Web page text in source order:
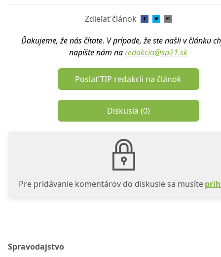
Zdieľať článok
Ďakujeme, že nás čítate. V prípade, že ste našli v článku
napíšte nám naredakcia@sp21.sk
Poslať TIP redakcii na článok
Diskusia (0)
Pre pridávanie komentárov do diskusie sa musíte
Spravodajstvo